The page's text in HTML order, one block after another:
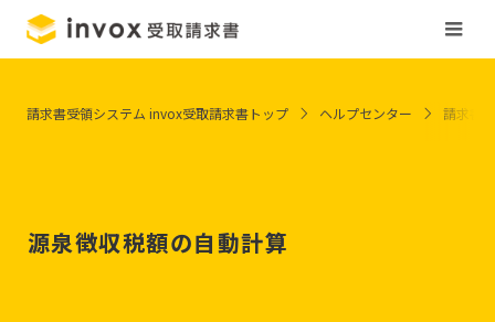
源泉徴収税額の自動計算
請求書受領システム invox受取請求書トップ ヘルプセンター 請求書